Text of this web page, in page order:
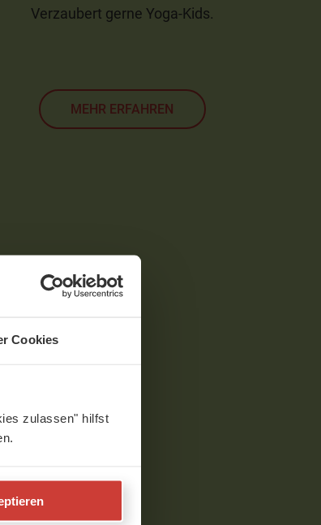
Cookies
zulassen" hilfst
Verzaubert gerne Yoga-Kids.
MEHR ERFAHREN